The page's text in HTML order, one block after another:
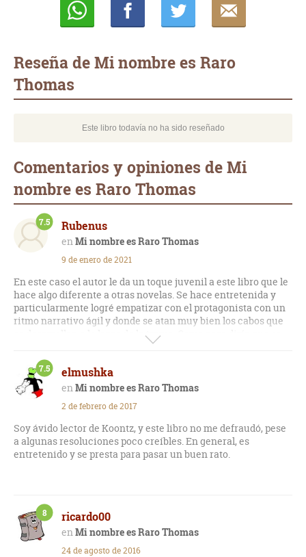
Reseña de Mi nombre es Raro
Thomas
Este libro todavía no ha sido reseñado
Comentarios y opiniones de Mi
nombre es Raro Thomas
Rubenus
Mi nombre es Raro Thomas
7.5
9 de enero de 2021
En este caso el autor le da un toque juvenil a este libro que le
hace algo diferente a otras novelas. Se hace entretenida y
particularmente logré empatizar con el protagonista con un
ritmo narrativo ágil y donde se atan muy bien los cabos que
se desarrollan a lo largo de la trama. Como pero diría que se
queda a medias entre géneros pero vale la pena
elmushka
Mi nombre es Raro Thomas
7.5
2 de febrero de 2017
Soy ávido lector de Koontz, y este libro no me defraudó, pese
a algunas resoluciones poco creíbles. En general, es
entretenido y se presta para pasar un buen rato.
ricardo00
Mi nombre es Raro Thomas
8
24 de agosto de 2016